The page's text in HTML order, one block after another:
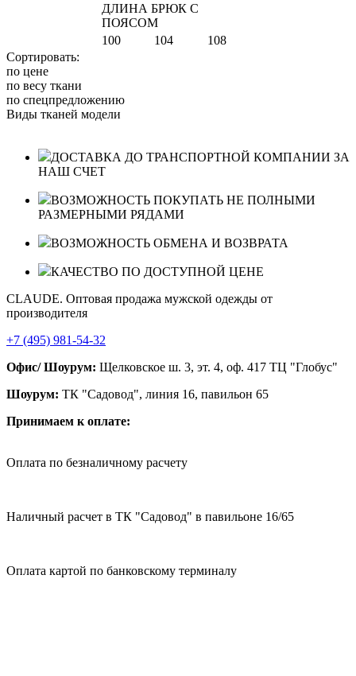
ДЛИНА БРЮК С
ПОЯСОМ
100
104
108
Сортировать:
по цене
по весу ткани
по спецпредложению
Виды тканей модели
ДОСТАВКА ДО ТРАНСПОРТНОЙ КОМПАНИИ ЗА
НАШ СЧЕТ
ВОЗМОЖНОСТЬ ПОКУПАТЬ НЕ ПОЛНЫМИ
РАЗМЕРНЫМИ РЯДАМИ
ВОЗМОЖНОСТЬ ОБМЕНА И ВОЗВРАТА
КАЧЕСТВО ПО ДОСТУПНОЙ ЦЕНЕ
CLAUDE. Оптовая продажа мужской одежды от
производителя
+7 (495) 981-54-32
Офис/ Шоурум: Щелковское ш. 3, эт. 4, оф. 417 ТЦ "Глобус"
Шоурум: ТК "Садовод", линия 16, павильон 65
Принимаем к оплате:
Оплата по безналичному расчету
Наличный расчет в ТК "Садовод" в павильоне 16/65
Оплата картой по банковскому терминалу